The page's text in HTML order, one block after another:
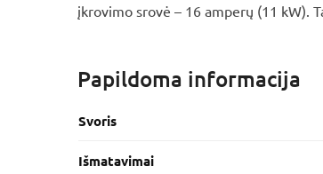
įkrovimo srovė – 16 amperų (11 kW).
Papildoma informacija
Svoris
Išmatavimai